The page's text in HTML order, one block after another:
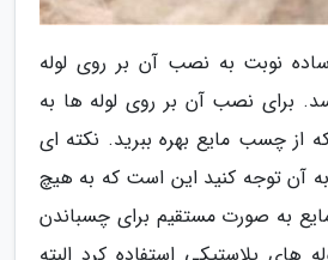
نوبت به نصب آن بر روی لوله
برای نصب آن بر روی لوله ها به
از چسب مایع بهره ببرید. نکته ای
به آن توجه کنید این است که به هیچ
به صورت مستقیم برای چسباندن